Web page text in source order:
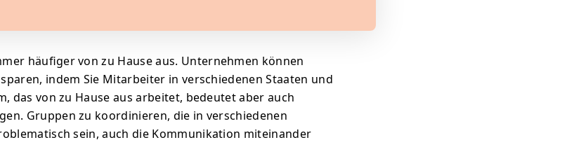
häufiger von zu Hause aus. Unternehmen können
indem Sie Mitarbeiter in verschiedenen Staaten und
das von zu Hause aus arbeitet, bedeutet aber auch
Gruppen zu koordinieren, die in verschiedenen
sein, auch die Kommunikation miteinander